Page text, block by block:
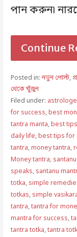
পান করুন৷
Continue
Posted in:নতুন পোস্ট,
থেকে খুঁজুন
Filed under:
for success,best
tantra manta,best tips
daily life,best tips for
tantra,money tantra,
Money tantra,
speaks, santanu
totka, simple
totkas, simple
tantra,tantra for
mantra for success,
tantra totka,tantra